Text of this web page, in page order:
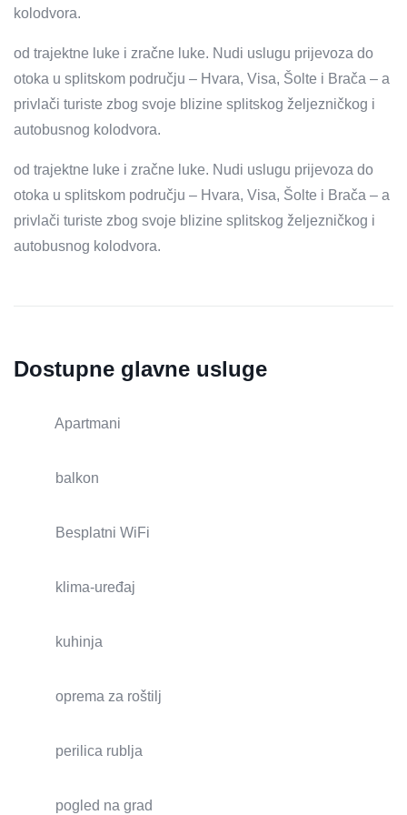
kolodvora.
od trajektne luke i zračne luke. Nudi uslugu prijevoza do
otoka u splitskom području – Hvara, Visa, Šolte i Brača – a
privlači turiste zbog svoje blizine splitskog željezničkog i
autobusnog kolodvora.
od trajektne luke i zračne luke. Nudi uslugu prijevoza do
otoka u splitskom području – Hvara, Visa, Šolte i Brača – a
privlači turiste zbog svoje blizine splitskog željezničkog i
autobusnog kolodvora.
Dostupne glavne usluge
Apartmani
balkon
Besplatni WiFi
klima-uređaj
kuhinja
oprema za roštilj
perilica rublja
pogled na grad